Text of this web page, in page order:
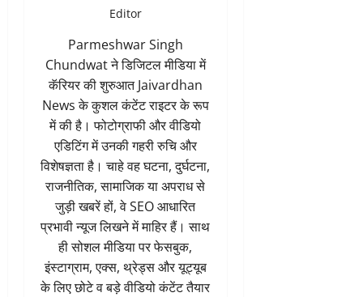
Editor
Parmeshwar Singh
Chundwat ने डिजिटल मीडिया में
कॅरियर की शुरुआत Jaivardhan
News के कुशल कंटेंट राइटर के रूप
में की है। फोटोग्राफी और वीडियो
एडिटिंग में उनकी गहरी रुचि और
विशेषज्ञता है। चाहे वह घटना, दुर्घटना,
राजनीतिक, सामाजिक या अपराध से
जुड़ी खबरें हों, वे SEO आधारित
प्रभावी न्यूज लिखने में माहिर हैं। साथ
ही सोशल मीडिया पर फेसबुक,
इंस्टाग्राम, एक्स, थ्रेड्स और यूट्यूब
के लिए छोटे व बड़े वीडियो कंटेंट तैयार